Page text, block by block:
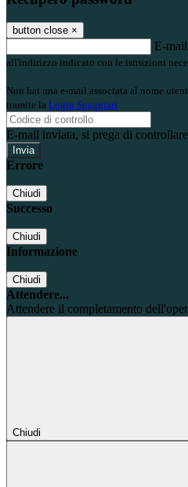
button close ×
E-mail
all'indirizzo indicato con le istruzioni
Non hai una e-mail associata al nome
tramite la Login Spaggiari
E-mail inviata, si prega di
Errore
Chiudi
Successo
Chiudi
Informazione
Chiudi
Attendere...
Attendere il completamento
Chiudi